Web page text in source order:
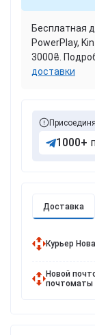
Доставка
Курьер
Новой
почтоматы
Бесплатная
PowerPlay,
3000₴.
доставки
1000+